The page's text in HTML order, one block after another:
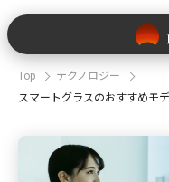
Top
テクノロジー
スマートグラスのおすすめモ